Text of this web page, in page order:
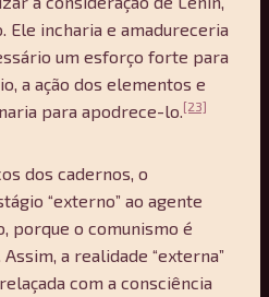
Ele incharia e amadureceria
um esforço forte para
a ação dos elementos e
para apodrece-lo. [23]
dos cadernos, o
“externo” ao agente
porque o comunismo é
a realidade “externa”
com a consciência